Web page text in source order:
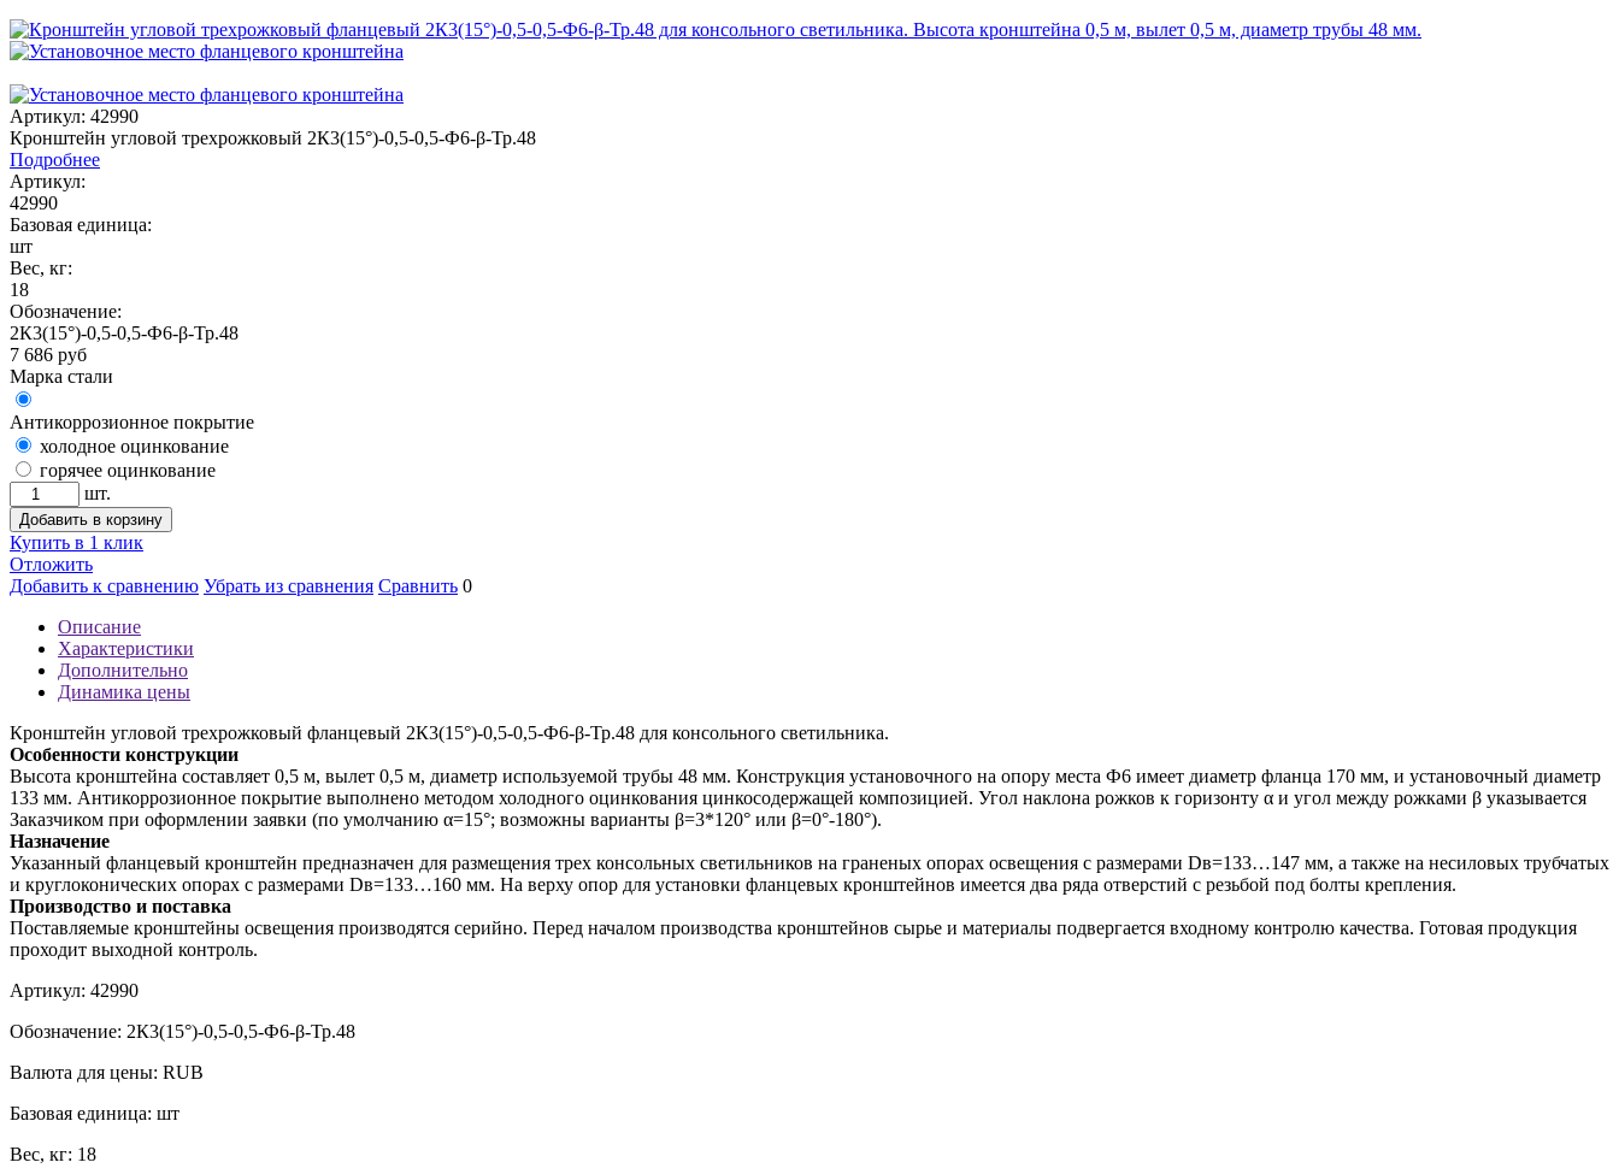
Артикул: 42990
Кронштейн угловой трехрожковый 2К3(15°)-0,5-0,5-Ф6-β-Тр.48
Подробнее
Артикул:
42990
Базовая единица:
шт
Вес, кг:
18
Обозначение:
2К3(15°)-0,5-0,5-Ф6-β-Тр.48
7 686 руб
Марка стали
Антикоррозионное покрытие
холодное оцинкование
горячее оцинкование
шт.
Добавить в корзину
Купить в 1 клик
Отложить
Добавить к сравнению Убрать из сравнения Сравнить 0
Описание
Характеристики
Дополнительно
Динамика цены
Кронштейн угловой трехрожковый фланцевый 2К3(15°)-0,5-0,5-Ф6-β-Тр.48 для консольного светильника.
Особенности конструкции
Высота кронштейна составляет 0,5 м, вылет 0,5 м, диаметр используемой трубы 48 мм. Конструкция установочного на опору места Ф6 имеет диаметр фланца 170 мм, и установочный диаметр
133 мм. Антикоррозионное покрытие выполнено методом холодного оцинкования цинкосодержащей композицией. Угол наклона рожков к горизонту α и угол между рожками β указывается
Заказчиком при оформлении заявки (по умолчанию α=15°; возможны варианты β=3*120° или β=0°-180°).
Назначение
Указанный фланцевый кронштейн предназначен для размещения трех консольных светильников на граненых опорах освещения с размерами Dв=133…147 мм, а также на несиловых трубчатых
и круглоконических опорах с размерами Dв=133…160 мм. На верху опор для установки фланцевых кронштейнов имеется два ряда отверстий с резьбой под болты крепления.
Производство и поставка
Поставляемые кронштейны освещения производятся серийно. Перед началом производства кронштейнов сырье и материалы подвергается входному контролю качества. Готовая продукция
проходит выходной контроль.
Артикул: 42990
Обозначение: 2К3(15°)-0,5-0,5-Ф6-β-Тр.48
Валюта для цены: RUB
Базовая единица: шт
Вес, кг: 18